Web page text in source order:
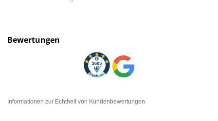
Bewertungen
Informationen zur Echtheit von Kundenbewertungen